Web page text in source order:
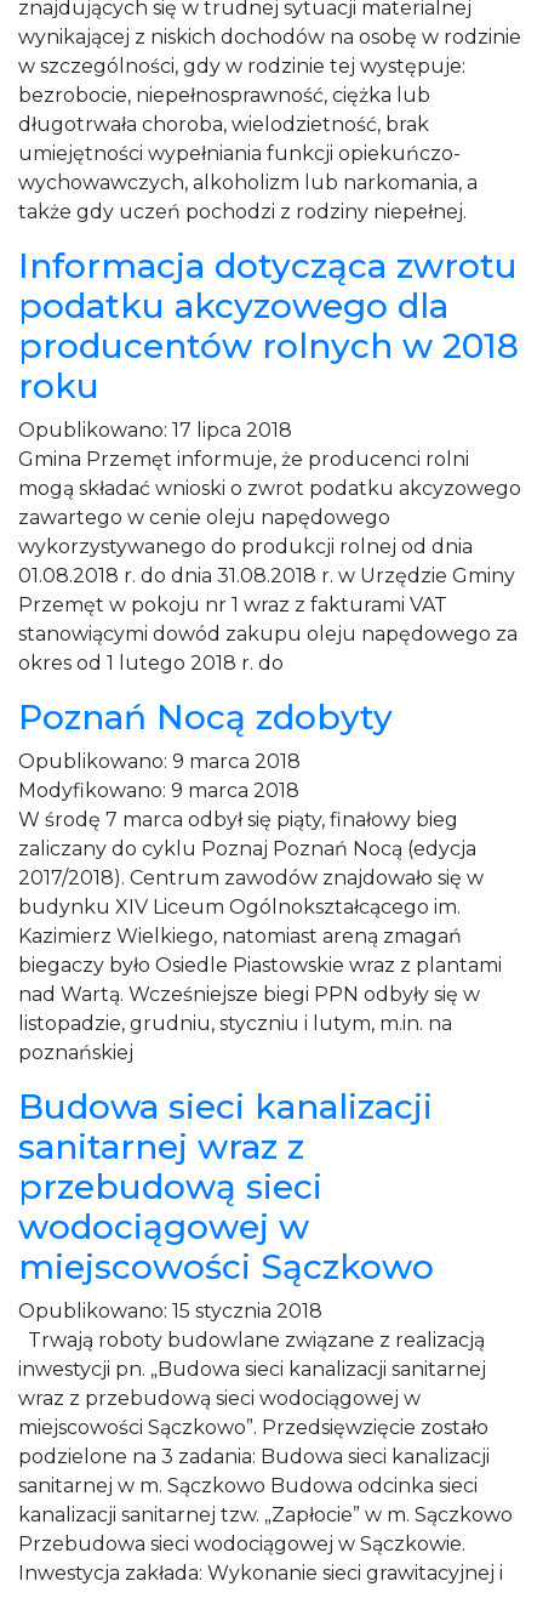
znajdujących się w trudnej sytuacji materialnej
wynikającej z niskich dochodów na osobę w rodzinie
w szczególności, gdy w rodzinie tej występuje:
bezrobocie, niepełnosprawność, ciężka lub
długotrwała choroba, wielodzietność, brak
umiejętności wypełniania funkcji opiekuńczo-
wychowawczych, alkoholizm lub narkomania, a
także gdy uczeń pochodzi z rodziny niepełnej.
Informacja dotycząca zwrotu
podatku akcyzowego dla
producentów rolnych w 2018
roku
Opublikowano: 17 lipca 2018
Gmina Przemęt informuje, że producenci rolni
mogą składać wnioski o zwrot podatku akcyzowego
zawartego w cenie oleju napędowego
wykorzystywanego do produkcji rolnej od dnia
01.08.2018 r. do dnia 31.08.2018 r. w Urzędzie Gminy
Przemęt w pokoju nr 1 wraz z fakturami VAT
stanowiącymi dowód zakupu oleju napędowego za
okres od 1 lutego 2018 r. do
Poznań Nocą zdobyty
Opublikowano: 9 marca 2018
Modyfikowano: 9 marca 2018
W środę 7 marca odbył się piąty, finałowy bieg
zaliczany do cyklu Poznaj Poznań Nocą (edycja
2017/2018). Centrum zawodów znajdowało się w
budynku XIV Liceum Ogólnokształcącego im.
Kazimierz Wielkiego, natomiast areną zmagań
biegaczy było Osiedle Piastowskie wraz z plantami
nad Wartą. Wcześniejsze biegi PPN odbyły się w
listopadzie, grudniu, styczniu i lutym, m.in. na
poznańskiej
Budowa sieci kanalizacji
sanitarnej wraz z
przebudową sieci
wodociągowej w
miejscowości Sączkowo
Opublikowano: 15 stycznia 2018
Trwają roboty budowlane związane z realizacją
inwestycji pn. „Budowa sieci kanalizacji sanitarnej
wraz z przebudową sieci wodociągowej w
miejscowości Sączkowo”. Przedsięwzięcie zostało
podzielone na 3 zadania: Budowa sieci kanalizacji
sanitarnej w m. Sączkowo Budowa odcinka sieci
kanalizacji sanitarnej tzw. „Zapłocie” w m. Sączkowo
Przebudowa sieci wodociągowej w Sączkowie.
Inwestycja zakłada: Wykonanie sieci grawitacyjnej i